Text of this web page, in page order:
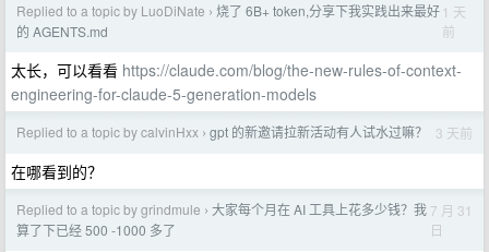
Replied to a topic by LuoDiNate › 烧了 6B+ token,分享下我实践出来最好
的 AGENTS.md
1 天
前
太长，可以看看 https://claude.com/blog/the-new-rules-of-context-
engineering-for-claude-5-generation-models
Replied to a topic by calvinHxx › gpt 的新邀请拉新活动有人试水过嘛？ 3 天前
在哪看到的？
Replied to a topic by grindmule › 大家每个月在 AI 工具上花多少钱？我
算了下已经 500 -1000 多了
7 月 31
日